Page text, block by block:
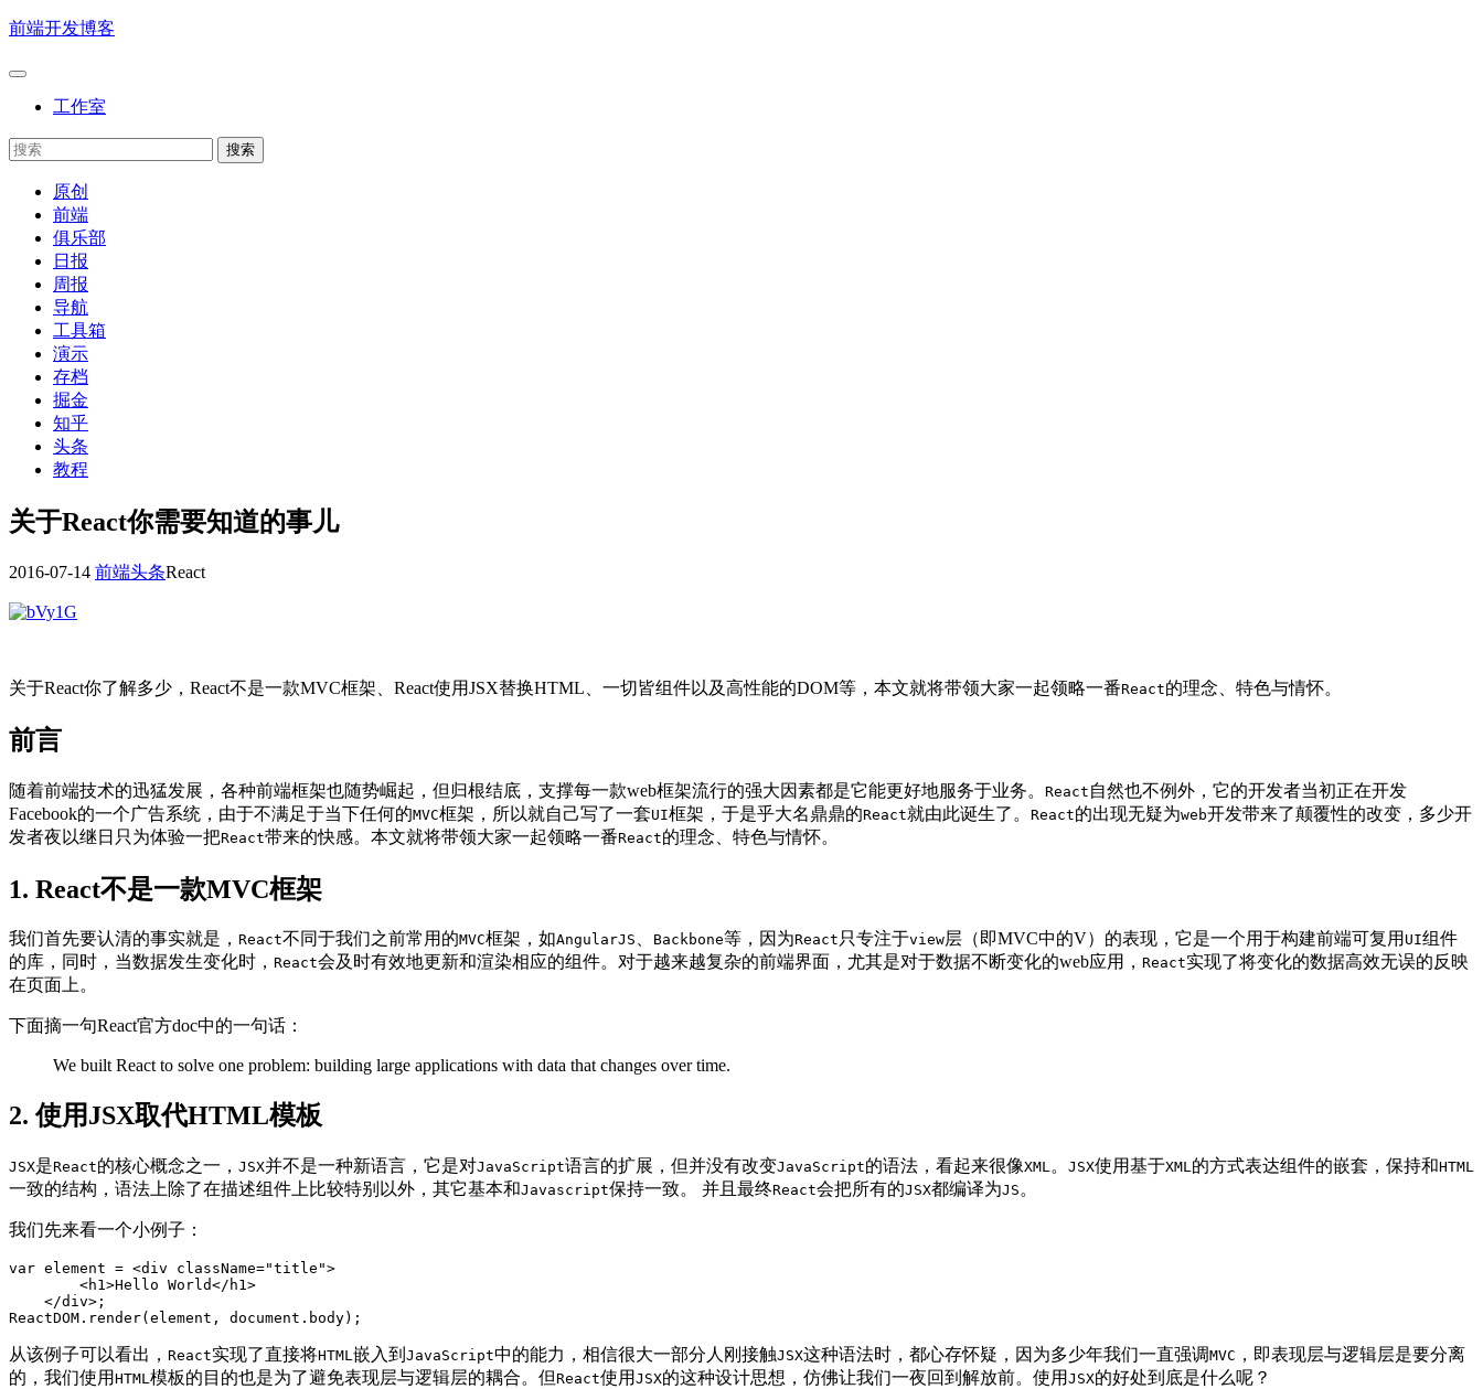
前端开发博客
工作室
原创
前端
俱乐部
日报
周报
导航
工具箱
演示
存档
掘金
知乎
头条
教程
关于React你需要知道的事儿
2016-07-14 前端头条React
关于React你了解多少，React不是一款MVC框架、React使用JSX替换HTML、一切皆组件以及高性能的DOM等，本文就将带领大家一起领略一番React的理念、特色与情怀。
前言
随着前端技术的迅猛发展，各种前端框架也随势崛起，但归根结底，支撑每一款web框架流行的强大因素都是它能更好地服务于业务。 React 自然也不例外，它的开发者当初正在开发
Facebook的一个广告系统，由于不满足于当下任何的MVC框架，所以就自己写了一套UI框架，于是乎大名鼎鼎的React就由此诞生了。 React的出现无疑为web开发带来了颠覆性的改变，多少开
发者夜以继日只为体验一把React带来的快感。本文就将带领大家一起领略一番React的理念、特色与情怀。
1. React不是一款MVC框架
我们首先要认清的事实就是， React不同于我们之前常用的MVC框架，如AngularJS 、 Backbone等，因为React 只专注于view层（即MVC中的V）的表现，它是一个用于构建前端可复用 UI组件
的库，同时，当数据发生变化时， React会及时有效地更新和渲染相应的组件。对于越来越复杂的前端界面，尤其是对于数据不断变化的web应用， React实现了将变化的数据高效无误的反映
在页面上。
下面摘一句React官方doc中的一句话：
We built React to solve one problem: building large applications with data that changes over time.
2. 使用JSX取代HTML模板
JSX是React的核心概念之一， JSX并不是一种新语言，它是对JavaScript语言的扩展，但并没有改变JavaScript的语法，看起来很像XML。 JSX使用基于XML的方式表达组件的嵌套，保持和HTML
一致的结构，语法上除了在描述组件上比较特别以外，其它基本和Javascript保持一致。 并且最终React会把所有的JSX都编译为JS 。
我们先来看一个小例子：
var element = <div className="title">
        <h1>Hello World</h1>
    </div>;
ReactDOM.render(element, document.body);
从该例子可以看出， React实现了直接将HTML嵌入到 JavaScript中的能力，相信很大一部分人刚接触JSX这种语法时，都心存怀疑，因为多少年我们一直强调MVC ，即表现层与逻辑层是要分离
的，我们使用 HTML模板的目的也是为了避免表现层与逻辑层的耦合。但React使用 JSX的这种设计思想，仿佛让我们一夜回到解放前。使用 JSX的好处到底是什么呢？